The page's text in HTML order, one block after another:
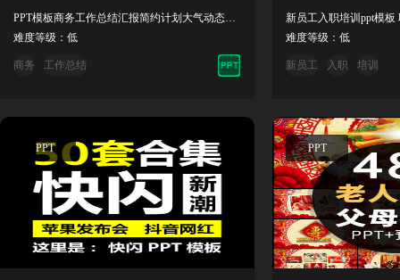
PPT模板商务工作总结汇报简约计划大气动态KEY keynote模板 2020
难度等级：低
商务 工作总结
难度等级：低
新员工 入职 培训
PPT PPT